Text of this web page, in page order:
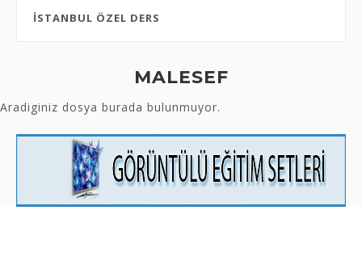
İSTANBUL ÖZEL DERS
MALESEF
Aradiginiz dosya burada bulunmuyor.